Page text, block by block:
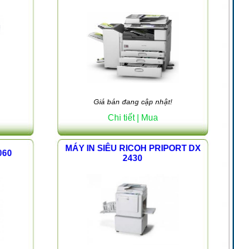
Giá bán đang cập nhật!
Chi tiết | Mua
MÁY IN SIÊU RICOH PRIPORT DX
2430